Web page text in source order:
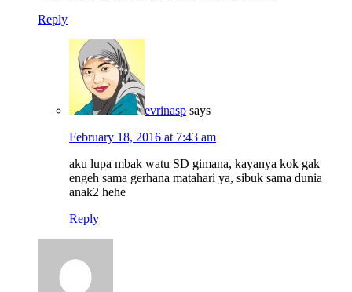
Reply
evrinasp says
February 18, 2016 at 7:43 am
aku lupa mbak watu SD gimana, kayanya kok gak
engeh sama gerhana matahari ya, sibuk sama dunia
anak2 hehe
Reply